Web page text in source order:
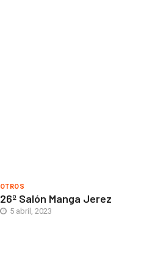
OTROS
26º Salón Manga Jerez
5 abril, 2023